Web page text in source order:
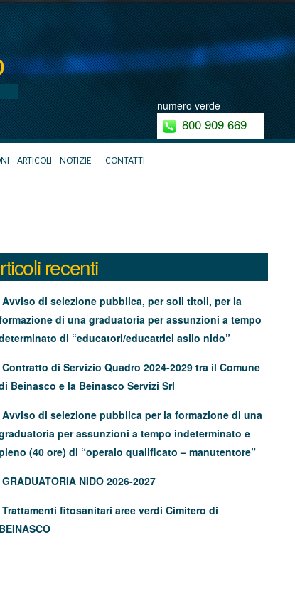
numero verde
800 909 669
– ARTICOLI – NOTIZIE CONTATTI
recenti
Avviso di selezione pubblica, per soli titoli, per la
di una graduatoria per assunzioni a tempo
di “educatori/educatrici asilo nido”
Contratto di Servizio Quadro 2024-2029 tra il Comune
Beinasco e la Beinasco Servizi Srl
Avviso di selezione pubblica per la formazione di una
per assunzioni a tempo indeterminato e
(40 ore) di “operaio qualificato – manutentore”
GRADUATORIA NIDO 2026-2027
Trattamenti fitosanitari aree verdi Cimitero di
BEINASCO